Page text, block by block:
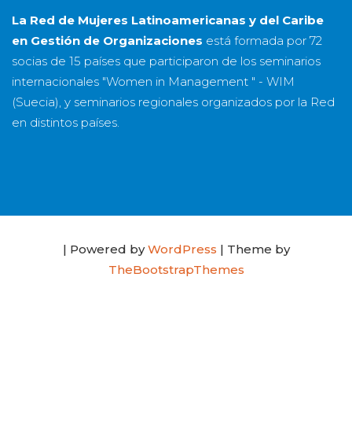
La Red de Mujeres Latinoamericanas y del Caribe
en Gestión de Organizaciones está formada por 72
socias de 15 países que participaron de los seminarios
internacionales "Women in Management " - WIM
(Suecia), y seminarios regionales organizados por la Red
en distintos países.
| Powered byWordPress | Theme by
TheBootstrapThemes